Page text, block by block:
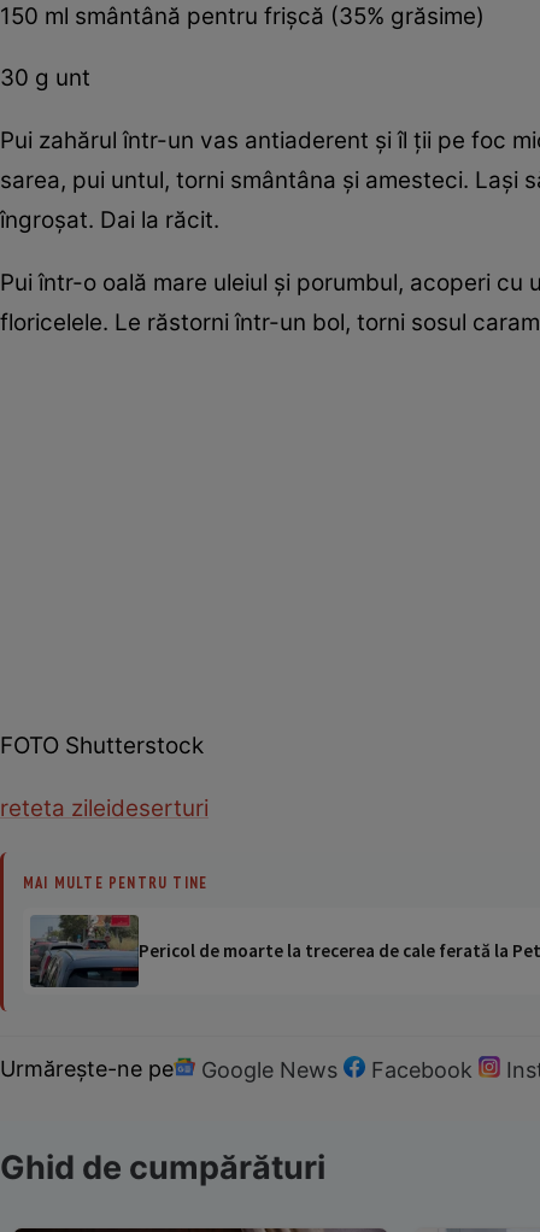
150 ml smântână pentru frişcă (35% grăsime)
30 g unt
Pui zahărul într-un vas antiaderent şi îl ţii pe foc
sarea, pui untul, torni smântâna şi amesteci. Laşi
îngroşat. Dai la răcit.
Pui într-o oală mare uleiul şi porumbul, acoperi
floricelele. Le răstorni într-un bol, torni sosul
FOTO Shutterstock
reteta zileideserturi
MAI MULTE PENTRU TINE
Pericol de moarte la trecerea de cale ferată la
Urmărește-ne pe Google News Facebook
Ghid de cumpărături